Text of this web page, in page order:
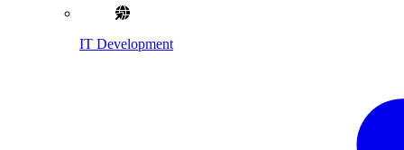
IT Development